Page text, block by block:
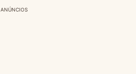
ANÚNCIOS